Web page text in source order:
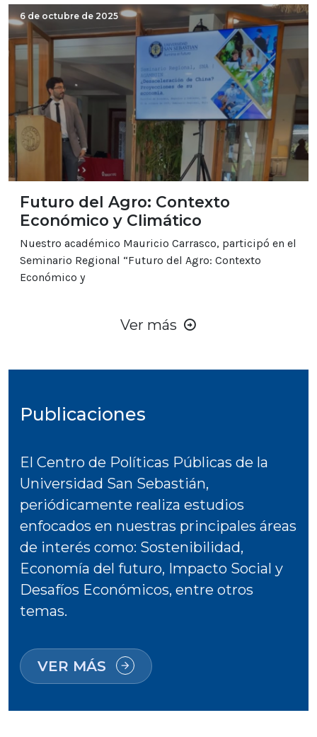
6 de octubre de 2025
Futuro del Agro: Contexto
Económico y Climático
Nuestro académico Mauricio Carrasco, participó en el
Seminario Regional “Futuro del Agro: Contexto
Económico y
Ver más
Publicaciones
El Centro de Políticas Públicas de la
Universidad San Sebastián,
periódicamente realiza estudios
enfocados en nuestras principales áreas
de interés como: Sostenibilidad,
Economía del futuro, Impacto Social y
Desafíos Económicos, entre otros
temas.
VER MÁS arrow_forward